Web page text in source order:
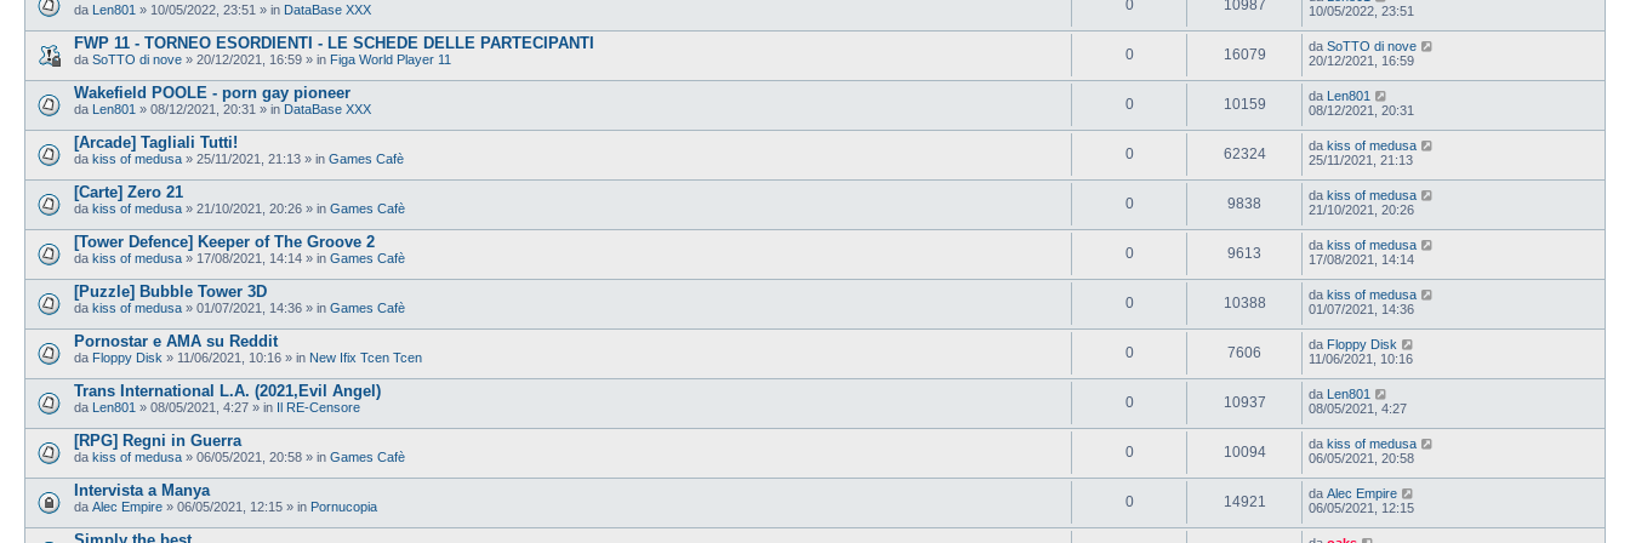
da Len801 » 10/05/2022, 23:51 » in DataBase XXX 0 10987
10/05/2022, 23:51
FWP 11 - TORNEO ESORDIENTI - LE SCHEDE DELLE PARTECIPANTI
da SoTTO di nove » 20/12/2021, 16:59 » in Figa World Player 11 0 16079 da SoTTO di nove
20/12/2021, 16:59
Wakefield POOLE - porn gay pioneer
da Len801 » 08/12/2021, 20:31 » in DataBase XXX 0 10159 da Len801
08/12/2021, 20:31
[Arcade] Tagliali Tutti!
da kiss of medusa » 25/11/2021, 21:13 » in Games Cafè 0 62324 da kiss of medusa
25/11/2021, 21:13
[Carte] Zero 21
da kiss of medusa » 21/10/2021, 20:26 » in Games Cafè 0 9838 da kiss of medusa
21/10/2021, 20:26
[Tower Defence] Keeper of The Groove 2
da kiss of medusa » 17/08/2021, 14:14 » in Games Cafè 0 9613 da kiss of medusa
17/08/2021, 14:14
[Puzzle] Bubble Tower 3D
da kiss of medusa » 01/07/2021, 14:36 » in Games Cafè 0 10388 da kiss of medusa
01/07/2021, 14:36
Pornostar e AMA su Reddit
da Floppy Disk » 11/06/2021, 10:16 » in New Ifix Tcen Tcen 0 7606 da Floppy Disk
11/06/2021, 10:16
Trans International L.A. (2021,Evil Angel)
da Len801 » 08/05/2021, 4:27 » in Il RE-Censore 0 10937 da Len801
08/05/2021, 4:27
[RPG] Regni in Guerra
da kiss of medusa » 06/05/2021, 20:58 » in Games Cafè 0 10094 da kiss of medusa
06/05/2021, 20:58
Intervista a Manya
da Alec Empire » 06/05/2021, 12:15 » in Pornucopia 0 14921 da Alec Empire
06/05/2021, 12:15
Simply the best